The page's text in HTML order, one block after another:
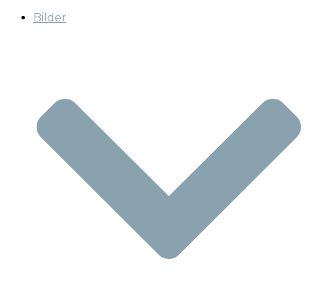
Bilder